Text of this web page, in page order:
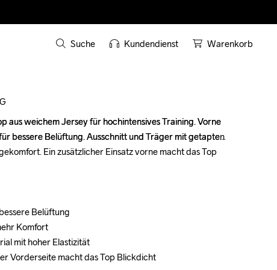
Suche Kundendienst Warenkorb
aus weichem Jersey für hochintensives Training. Vorne
bessere Belüftung. Ausschnitt und Träger mit getapten
Ein zusätzlicher Einsatz vorne macht das Top
Belüftung
Komfort
mit hoher Elastizität
Vorderseite macht das Top Blickdicht
aus weichem Jersey für hochintensives Training. Vorne
bessere Belüftung. Ausschnitt und Träger mit getapten
Ein zusätzlicher Einsatz vorne macht das Top
Belüftung
Komfort
mit hoher Elastizität
Vorderseite macht das Top Blickdicht